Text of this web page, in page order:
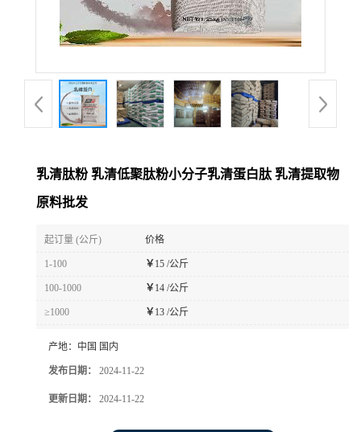
乳清肽粉 乳清低聚肽粉小分子乳清蛋白肽 乳清提取物
原料批发
起订量 (公斤) 价格
1-100 ￥ 15 /公斤
100-1000 ￥ 14 /公斤
≥1000 ￥ 13 /公斤
产地： 中国 国内
发布日期： 2024-11-22
更新日期： 2024-11-22